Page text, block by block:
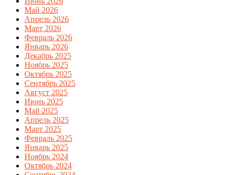
Май 2026
Апрель 2026
Март 2026
Февраль 2026
Январь 2026
Декабрь 2025
Ноябрь 2025
Октябрь 2025
Сентябрь 2025
Август 2025
Июнь 2025
Май 2025
Апрель 2025
Март 2025
Февраль 2025
Январь 2025
Ноябрь 2024
Октябрь 2024